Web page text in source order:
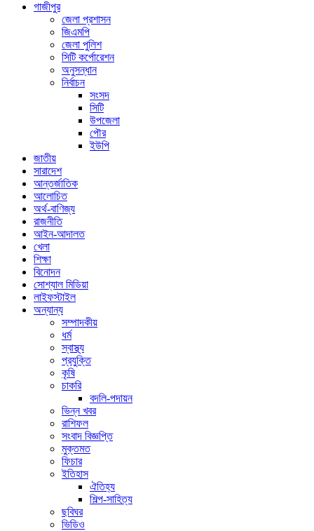
গাজীপুর
জেলা প্রশাসন
জিএমপি
জেলা পুলিশ
সিটি কর্পোরেশন
অনুসন্ধান
নির্বাচন
সংসদ
সিটি
উপজেলা
পৌর
ইউপি
জাতীয়
সারাদেশ
আন্তর্জাতিক
আলোচিত
অর্থ-বাণিজ্য
রাজনীতি
আইন-আদালত
খেলা
শিক্ষা
বিনোদন
সোশ্যাল মিডিয়া
লাইফস্টাইল
অন্যান্য
সম্পাদকীয়
ধর্ম
স্বাস্থ্য
প্রযুক্তি
কৃষি
চাকরি
বদলি-পদায়ন
ভিন্ন খবর
রাশিফল
সংবাদ বিজ্ঞপ্তি
মুক্তমত
ফিচার
ইতিহাস
ঐতিহ্য
শিল্প-সাহিত্য
ছবিঘর
ভিডিও